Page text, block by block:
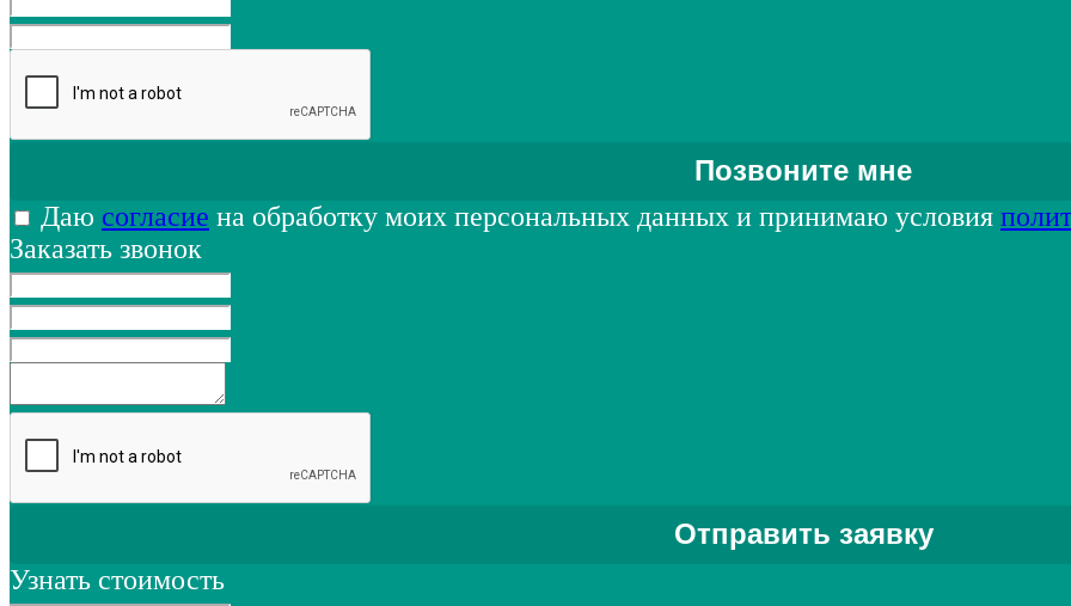
Даю согласие на обработку моих персональных данных и принимаю условия
Заказать звонок
Узнать стоимость